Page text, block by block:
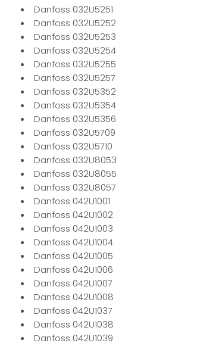
Danfoss 032U5251
Danfoss 032U5252
Danfoss 032U5253
Danfoss 032U5254
Danfoss 032U5255
Danfoss 032U5257
Danfoss 032U5352
Danfoss 032U5354
Danfoss 032U5356
Danfoss 032U5709
Danfoss 032U5710
Danfoss 032U8053
Danfoss 032U8055
Danfoss 032U8057
Danfoss 042U1001
Danfoss 042U1002
Danfoss 042U1003
Danfoss 042U1004
Danfoss 042U1005
Danfoss 042U1006
Danfoss 042U1007
Danfoss 042U1008
Danfoss 042U1037
Danfoss 042U1038
Danfoss 042U1039